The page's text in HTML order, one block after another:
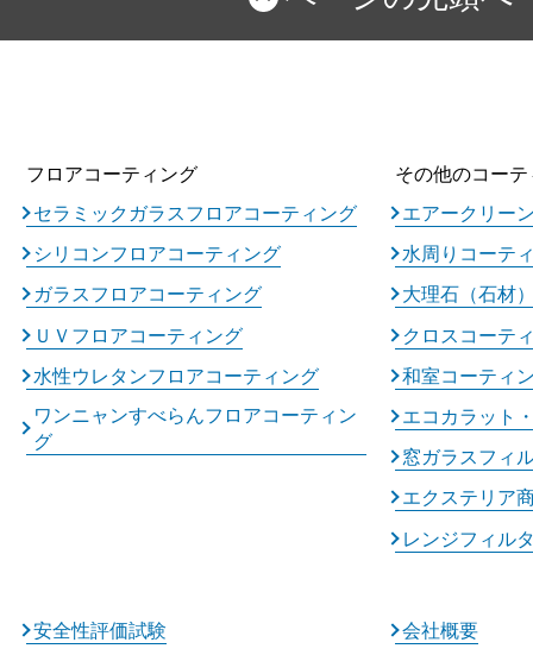
フロアコーティング
セラミックガラスフロアコーティング
シリコンフロアコーティング
ガラスフロアコーティング
ＵＶフロアコーティング
水性ウレタンフロアコーティング
ワンニャンすべらんフロアコーティン
グ
その他のコー
エアークリー
水周りコーテ
大理石（石材
クロスコーテ
和室コーティ
エコカラット
窓ガラスフィ
エクステリア
レンジフィル
安全性評価試験 会社概要